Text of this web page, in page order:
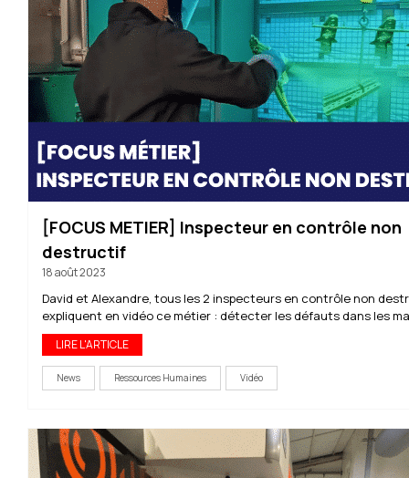
[FOCUS METIER] Inspecteur en contrôle non
destructif
18 août 2023
David et Alexandre, tous les 2 inspecteurs en contrôle non
expliquent en vidéo ce métier : détecter les défauts dans les
LIRE L'ARTICLE
News Ressources Humaines Vidéo